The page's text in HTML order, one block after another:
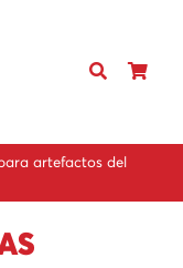
artefactos del